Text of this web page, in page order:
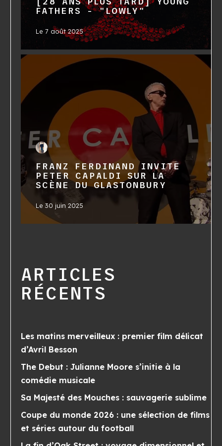
FATHERS - "LOWLY"
Le7 août 2025
FRANZ FERDINAND INVITE
PETER CAPALDI SUR LA
SCÈNE DU GLASTONBURY
Le30 juin 2025
ARTICLES
RÉCENTS
Les matins merveilleux : premier film délicat
d’Avril Besson
The Debut : Julianne Moore s’initie à la
comédie musicale
Sa Majesté des Mouches : sauvagerie sublime
Coupe du monde 2026 : une sélection de films
et séries autour du football